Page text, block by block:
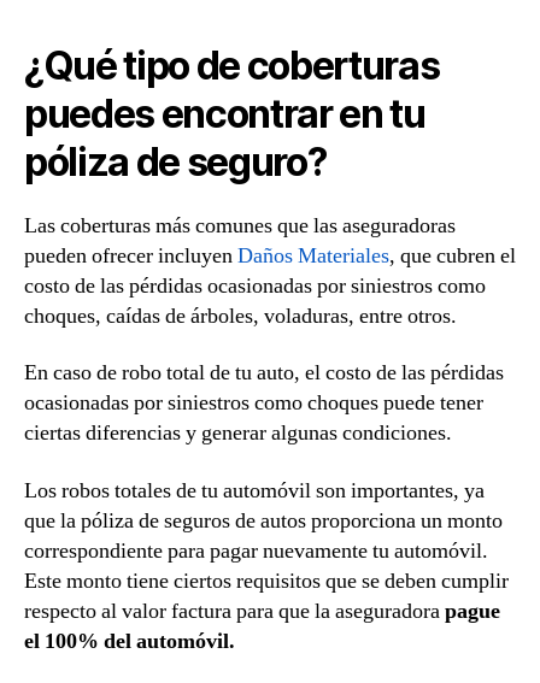
¿Qué tipo de coberturas
puedes encontrar en tu
póliza de seguro?
Las coberturas más comunes que las aseguradoras
pueden ofrecer incluyenDaños Materiales, que cubren el
costo de las pérdidas ocasionadas por siniestros como
choques, caídas de árboles, voladuras, entre otros.
En caso de robo total de tu auto, el costo de las pérdidas
ocasionadas por siniestros como choques puede tener
ciertas diferencias y generar algunas condiciones.
Los robos totales de tu automóvil son importantes, ya
que la póliza de seguros de autos proporciona un monto
correspondiente para pagar nuevamente tu automóvil.
Este monto tiene ciertos requisitos que se deben cumplir
respecto al valor factura para que la aseguradorapague
el 100% del automóvil.